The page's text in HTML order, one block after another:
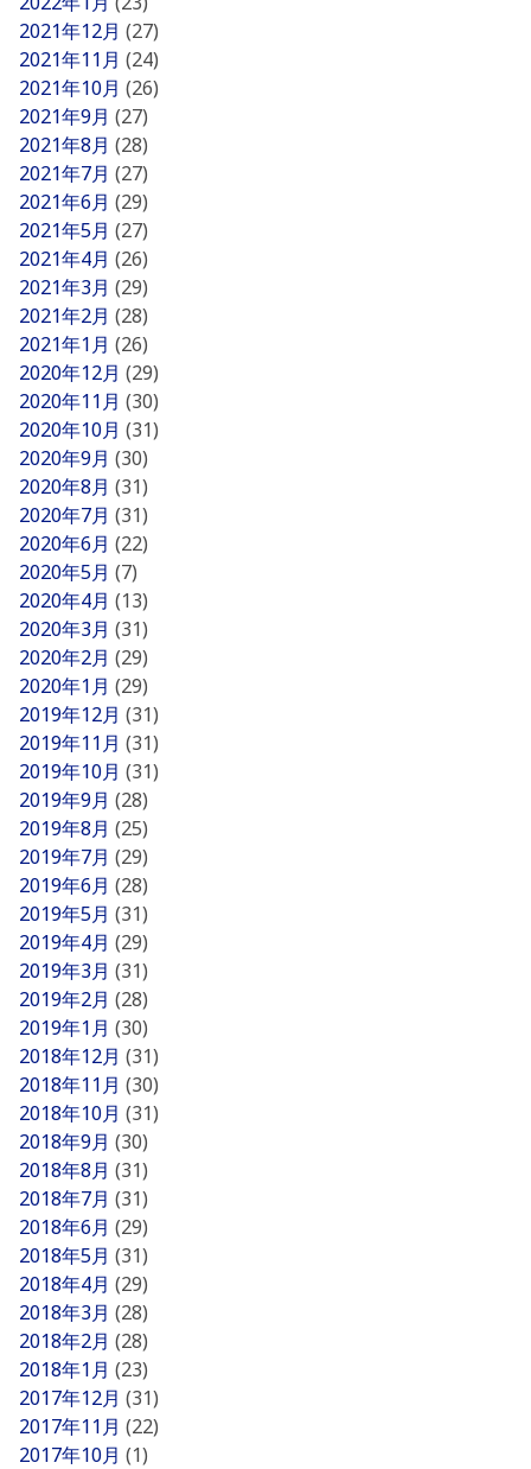
2021年12月 (27)
2021年11月 (24)
2021年10月 (26)
2021年9月 (27)
2021年8月 (28)
2021年7月 (27)
2021年6月 (29)
2021年5月 (27)
2021年4月 (26)
2021年3月 (29)
2021年2月 (28)
2021年1月 (26)
2020年12月 (29)
2020年11月 (30)
2020年10月 (31)
2020年9月 (30)
2020年8月 (31)
2020年7月 (31)
2020年6月 (22)
2020年5月 (7)
2020年4月 (13)
2020年3月 (31)
2020年2月 (29)
2020年1月 (29)
2019年12月 (31)
2019年11月 (31)
2019年10月 (31)
2019年9月 (28)
2019年8月 (25)
2019年7月 (29)
2019年6月 (28)
2019年5月 (31)
2019年4月 (29)
2019年3月 (31)
2019年2月 (28)
2019年1月 (30)
2018年12月 (31)
2018年11月 (30)
2018年10月 (31)
2018年9月 (30)
2018年8月 (31)
2018年7月 (31)
2018年6月 (29)
2018年5月 (31)
2018年4月 (29)
2018年3月 (28)
2018年2月 (28)
2018年1月 (23)
2017年12月 (31)
2017年11月 (22)
2017年10月 (1)